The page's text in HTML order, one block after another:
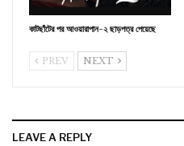
কাটছাঁটের পর আওয়ারাপান-২ ছাড়পত্র পেয়েছে
PREV NEXT
LEAVE A REPLY